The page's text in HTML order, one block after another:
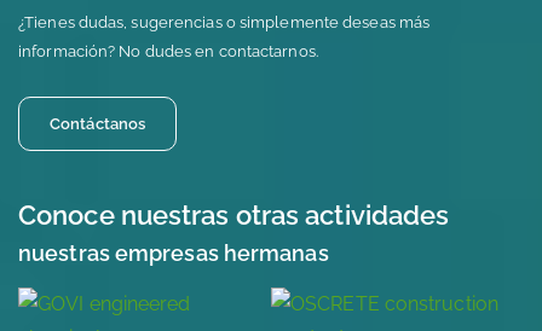
¿Tienes dudas, sugerencias o simplemente deseas más
información? No dudes en contactarnos.
Contáctanos
Conoce nuestras otras actividades
nuestras empresas hermanas